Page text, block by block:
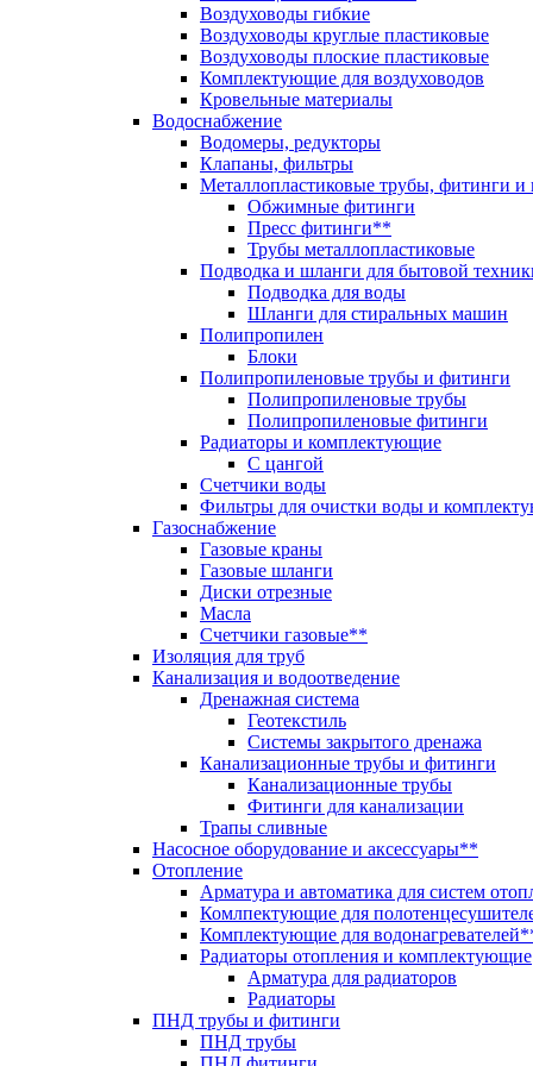
Воздуховоды гибкие
Воздуховоды круглые пластиковые
Воздуховоды плоские пластиковые
Комплектующие для воздуховодов
Кровельные материалы
Водоснабжение
Водомеры, редукторы
Клапаны, фильтры
Металлопластиковые трубы, фитинги
Обжимные фитинги
Пресс фитинги**
Трубы металлопластиковые
Подводка и шланги для бытовой
Подводка для воды
Шланги для стиральных машин
Полипропилен
Блоки
Полипропиленовые трубы и фитинги
Полипропиленовые трубы
Полипропиленовые фитинги
Радиаторы и комплектующие
С цангой
Счетчики воды
Фильтры для очистки воды и
Газоснабжение
Газовые краны
Газовые шланги
Диски отрезные
Масла
Счетчики газовые**
Изоляция для труб
Канализация и водоотведение
Дренажная система
Геотекстиль
Системы закрытого дренажа
Канализационные трубы и фитинги
Канализационные трубы
Фитинги для канализации
Трапы сливные
Насосное оборудование и аксессуары**
Отопление
Арматура и автоматика для систем
Комлпектующие для
Комплектующие для
Радиаторы отопления и комплектующие
Арматура для радиаторов
Радиаторы
ПНД трубы и фитинги
ПНД трубы